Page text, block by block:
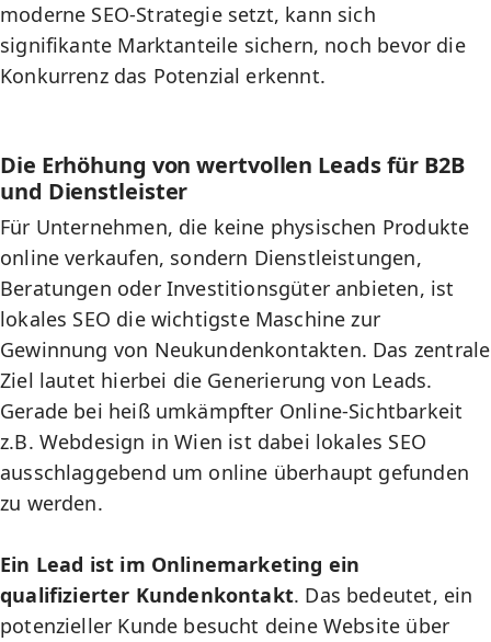
moderne SEO-Strategie setzt, kann sich
signifikante Marktanteile sichern, noch bevor die
Konkurrenz das Potenzial erkennt.
Die Erhöhung von wertvollen Leads für B2B
und Dienstleister
Für Unternehmen, die keine physischen Produkte
online verkaufen, sondern Dienstleistungen,
Beratungen oder Investitionsgüter anbieten, ist
lokales SEO die wichtigste Maschine zur
Gewinnung von Neukundenkontakten. Das zentrale
Ziel lautet hierbei die Generierung von Leads.
Gerade bei heiß umkämpfter Online-Sichtbarkeit
z.B. Webdesign in Wien ist dabei lokales SEO
ausschlaggebend um online überhaupt gefunden
zu werden.
Ein Lead ist im Onlinemarketing ein
qualifizierter Kundenkontakt. Das bedeutet, ein
potenzieller Kunde besucht deine Website über